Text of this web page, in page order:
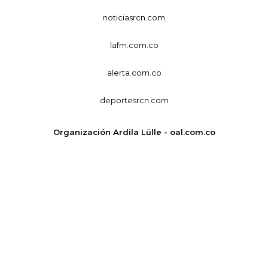
noticiasrcn.com
lafm.com.co
alerta.com.co
deportesrcn.com
Organización Ardila Lülle - oal.com.co